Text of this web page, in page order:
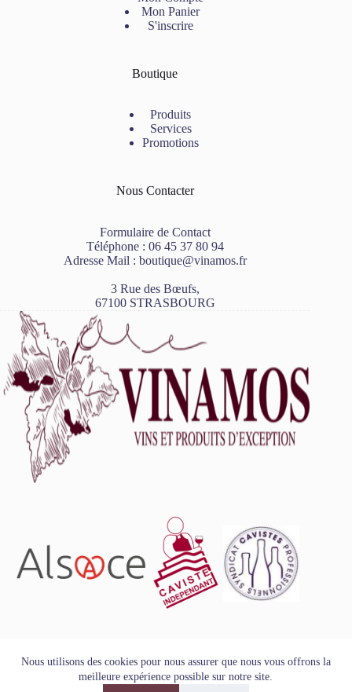
Nous utilisons des cookies pour nous assurer que nous vous offrons la
meilleure expérience possible sur notre site.
Mon Panier
S'inscrire
Boutique
Produits
Services
Promotions
Nous Contacter
Formulaire de Contact
Téléphone : 06 45 37 80 94
Adresse Mail : boutique@vinamos.fr
3 Rue des Bœufs,
67100 STRASBOURG
avec modération.